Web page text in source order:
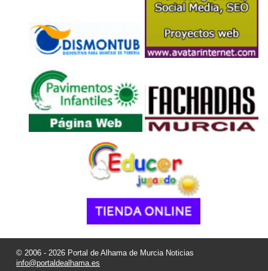
© 2006 - 2026 Portal de Alhama de Murcia Noticias
info@portaldealhama.es